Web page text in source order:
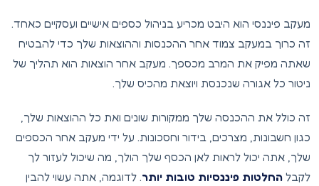
מעקב פיננסי הוא היבט מכריע בניהול כספים אישיים ועסקיים כאחד.
זה כרוך במעקב צמוד אחר ההכנסות וההוצאות שלך כדי להבטיח
שאתה מפיק את המרב מכספך. מעקב אחר הוצאות הוא תהליך של
ניטור כל אגורה שנכנסת ויוצאת מהכיס שלך.
זה כולל את ההכנסה שלך ממקורות שונים ואת כל ההוצאות שלך,
כגון חשבונות, מצרכים, בידור וחסכונות. על ידי מעקב אחר הכספים
שלך, אתה יכול לראות לאן הכסף שלך הולך, מה שיכול לעזור לך
לקבל החלטות פיננסיות טובות יותר. לדוגמה, אתה עשוי להבין